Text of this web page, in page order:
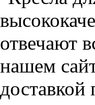
отвечают
нашем